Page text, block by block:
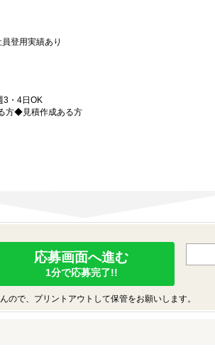
登用実績あり
3・4日OK
方◆見積作成ある方
応募画面へ進む
1分で応募完了!!
で、プリントアウトして保管をお願いします。